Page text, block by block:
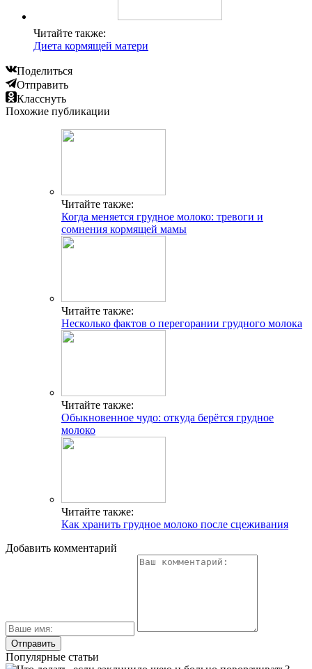
Читайте также:
Диета кормящей матери
Поделиться
Отправить
Класснуть
Похожие публикации
Читайте также:
Когда меняется грудное молоко: тревоги и
сомнения кормящей мамы
Читайте также:
Несколько фактов о перегорании грудного молока
Читайте также:
Обыкновенное чудо: откуда берётся грудное
молоко
Читайте также:
Как хранить грудное молоко после сцеживания
Добавить комментарий
Популярные статьи